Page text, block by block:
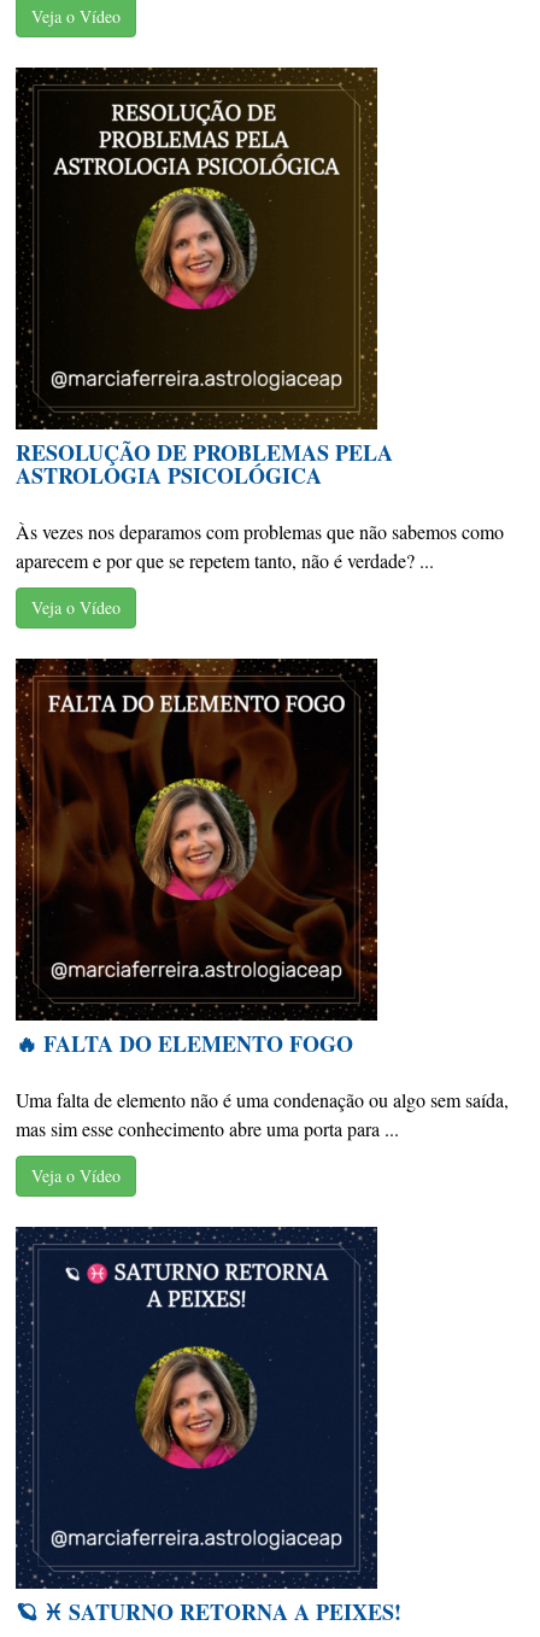
Veja o Vídeo
RESOLUÇÃO DE PROBLEMAS PELA
ASTROLOGIA PSICOLÓGICA
Às vezes nos deparamos com problemas que não sabemos como
aparecem e por que se repetem tanto, não é verdade? ...
Veja o Vídeo
🔥 FALTA DO ELEMENTO FOGO
Uma falta de elemento não é uma condenação ou algo sem saída,
mas sim esse conhecimento abre uma porta para ...
Veja o Vídeo
🪐 ♓️ SATURNO RETORNA A PEIXES!